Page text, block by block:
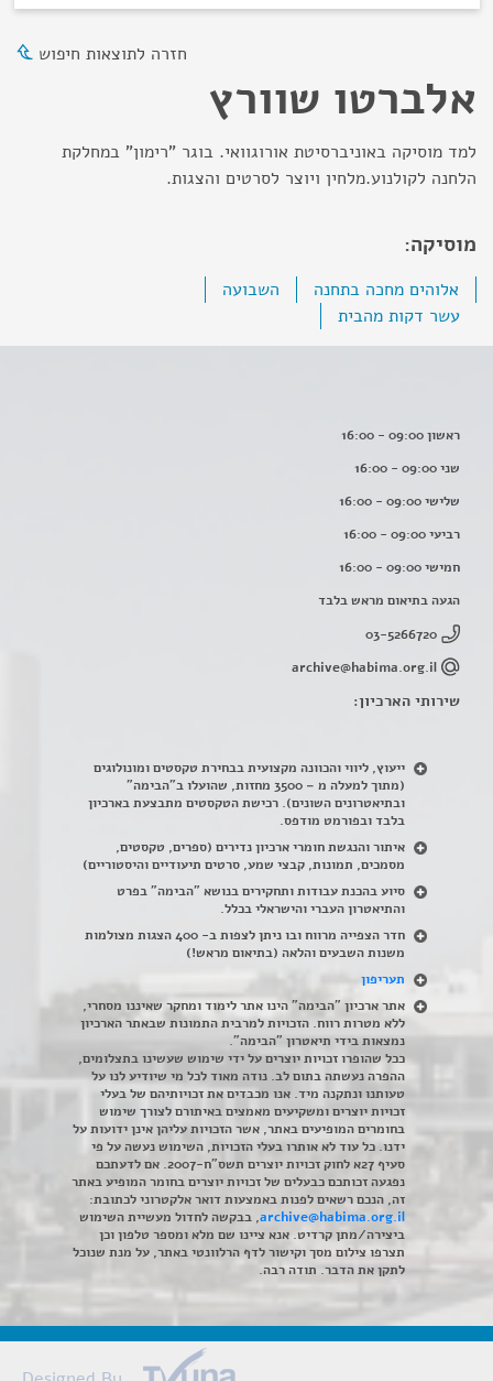
חזרה לתוצאות חיפוש
אלברטו שוורץ
למד מוסיקה באוניברסיטת אורוגוואי. בוגר "רימון" במחלקת
הלחנה לקולנוע.מלחין ויוצר לסרטים והצגות.
מוסיקה:
אלוהים מחכה בתחנה
השבועה
עשר דקות מהבית
ראשון 09:00 - 16:00
שני 09:00 - 16:00
שלישי 09:00 - 16:00
רביעי 09:00 - 16:00
חמישי 09:00 - 16:00
הגעה בתיאום מראש בלבד
03-5266720
archive@habima.org.il
שירותי הארכיון:
ייעוץ, ליווי והכוונה מקצועית בבחירת טקסטים ומונולוגים
(מתוך למעלה מ – 3500 מחזות, שהועלו ב"הבימה"
ובתיאטרונים השונים). רכישת הטקסטים מתבצעת בארכיון
בלבד ובפורמט מודפס.
איתור והנגשת חומרי ארכיון נדירים (ספרים, טקסטים,
מסמכים, תמונות, קבצי שמע, סרטים תיעודיים והיסטוריים)
סיוע בהכנת עבודות ותחקירים בנושא "הבימה" בפרט
והתיאטרון העברי והישראלי בכלל.
חדר הצפייה מרווח ובו ניתן לצפות ב- 400 הצגות מצולמות
משנות השבעים והלאה (בתיאום מראש!)
תעריפון
אתר ארכיון "הבימה" הינו אתר לימוד ומחקר שאיננו מסחרי,
ללא מטרות רווח. הזכויות למרבית התמונות שבאתר הארכיון
נמצאות בידי תיאטרון "הבימה".
ככל שהופרו זכויות יוצרים על ידי שימוש שעשינו בתצלומים,
ההפרה נעשתה בתום לב. נודה מאוד לכל מי שיודיע לנו על
טעותנו ונתקנה מיד. אנו מכבדים את זכויותיהם של בעלי
זכויות יוצרים ומשקיעים מאמצים באיתורם לצורך שימוש
בחומרים המופיעים באתר, אשר הזכויות עליהן אינן ידועות על
ידנו. כל עוד לא אותרו בעלי הזכויות, השימוש נעשה על פי
סעיף 27א לחוק זכויות יוצרים תשס"ח-2007. אם לדעתכם
נפגעה זכותכם כבעלים של זכויות יוצרים בחומר המופיע באתר
זה, הנכם רשאים לפנות באמצעות דואר אלקטרוני לכתובת:
archive@habima.org.il, בבקשה לחדול מעשיית השימוש
ביצירה/מתן קרדיט. אנא ציינו שם מלא ומספר טלפון וכן
תצרפו צילום מסך וקישור לדף הרלוונטי באתר, על מנת שנוכל
לתקן את הדבר. תודה רבה.